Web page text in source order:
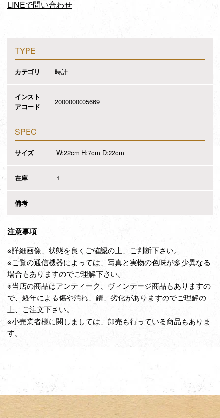
LINEで問い合わせ
TYPE
カテゴリ 時計
インスト
アコード
2000000005669
SPEC
サイズ W:22cm H:7cm D:22cm
在庫 1
備考
注意事項
※詳細画像、状態を良くご確認の上、ご判断下さい。
※ご覧の通信機器によっては、写真と実物の色味が多少異なる
場合もありますのでご理解下さい。
※当店の商品はアンティーク、ヴィンテージ商品もありますの
で、経年による傷や汚れ、錆、劣化がありますのでご理解の
上、ご注文下さい。
※小売業者様に関しましては、卸売も行っている商品もありま
す。